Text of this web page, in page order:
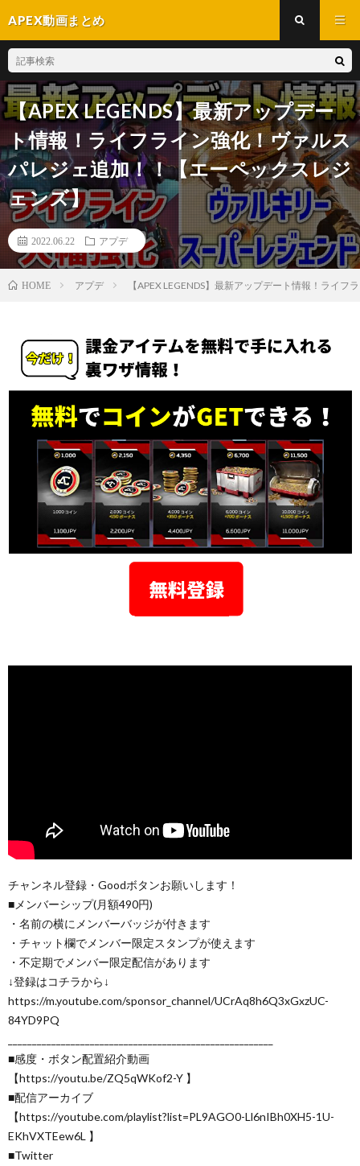
APEX動画まとめ
【APEX LEGENDS】最新アップデー
ト情報！ライフライン強化！ヴァルス
パレジェ追加！！【エーペックスレジ
ェンズ】
2022.06.22 アプデ
HOME アプデ 【APEX LEGENDS】最新アップデート情報！ライ
チャンネル登録・Goodボタンお願いします！
■メンバーシップ(月額490円)
・名前の横にメンバーバッジが付きます
・チャット欄でメンバー限定スタンプが使えます
・不定期でメンバー限定配信があります
↓登録はコチラから↓
https://m.youtube.com/sponsor_channel/UCrAq8h6Q3xGxzUC-
84YD9PQ
■感度・ボタン配置紹介動画
【https://youtu.be/ZQ5qWKof2-Y 】
■配信アーカイブ
【https://youtube.com/playlist?list=PL9AGO0-Ll6nIBh0XH5-1U-
EKhVXTEew6L 】
■Twitter